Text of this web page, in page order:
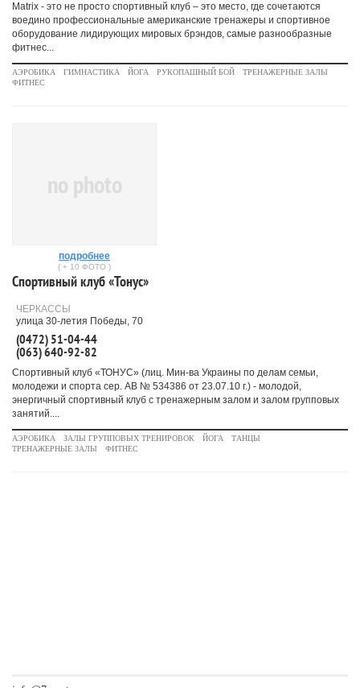
Matrix - это не просто спортивный клуб – это место, где сочетаются
воедино профессиональные американские тренажеры и спортивное
оборудование лидирующих мировых брэндов, самые разнообразные
фитнес...
АЭРОБИКА ГИМНАСТИКА ЙОГА РУКОПАШНЫЙ БОЙ
ТРЕНАЖЕРНЫЕ ЗАЛЫ
ФИТНЕС
no photo
подробнее
( + 10 ФОТО )
Спортивный клуб «Тонус»
ЧЕРКАССЫ
улица 30-летия Победы, 70
(0472) 51-04-44
(063) 640-92-82
Спортивный клуб «ТОНУС» (лиц. Мин-ва Украины по делам семьи,
молодежи и спорта сер. АВ № 534386 от 23.07.10 г.) - молодой,
энергичный спортивный клуб с тренажерным залом и залом групповых
занятий....
АЭРОБИКА ЗАЛЫ ГРУППОВЫХ ТРЕНИРОВОК ЙОГА
ТАНЦЫ
ТРЕНАЖЕРНЫЕ ЗАЛЫ
ФИТНЕС